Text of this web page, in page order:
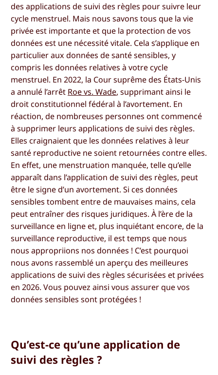
des applications de suivi des règles pour suivre leur
cycle menstruel. Mais nous savons tous que la vie
privée est importante et que la protection de vos
données est une nécessité vitale. Cela s’applique en
particulier aux données de santé sensibles, y
compris les données relatives à votre cycle
menstruel. En 2022, la Cour suprême des États-Unis
a annulé l’arrêt Roe vs. Wade, supprimant ainsi le
droit constitutionnel fédéral à l’avortement. En
réaction, de nombreuses personnes ont commencé
à supprimer leurs applications de suivi des règles.
Elles craignaient que les données relatives à leur
santé reproductive ne soient retournées contre elles.
En effet, une menstruation manquée, telle qu’elle
apparaît dans l’application de suivi des règles, peut
être le signe d’un avortement. Si ces données
sensibles tombent entre de mauvaises mains, cela
peut entraîner des risques juridiques. À l’ère de la
surveillance en ligne et, plus inquiétant encore, de la
surveillance reproductive, il est temps que nous
nous appropriions nos données ! C’est pourquoi
nous avons rassemblé un aperçu des meilleures
applications de suivi des règles sécurisées et privées
en 2026. Vous pouvez ainsi vous assurer que vos
données sensibles sont protégées !
Qu’est-ce qu’une application de
suivi des règles ?